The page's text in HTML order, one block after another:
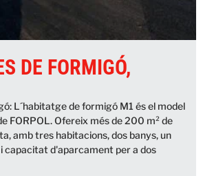
DE FORMIGÓ,
L´habitatge de formigó M1 és el model
FORPOL. Ofereix més de 200 m² de
amb tres habitacions, dos banys, un
capacitat d'aparcament per a dos